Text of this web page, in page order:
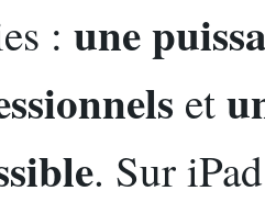
: une
et
. Sur